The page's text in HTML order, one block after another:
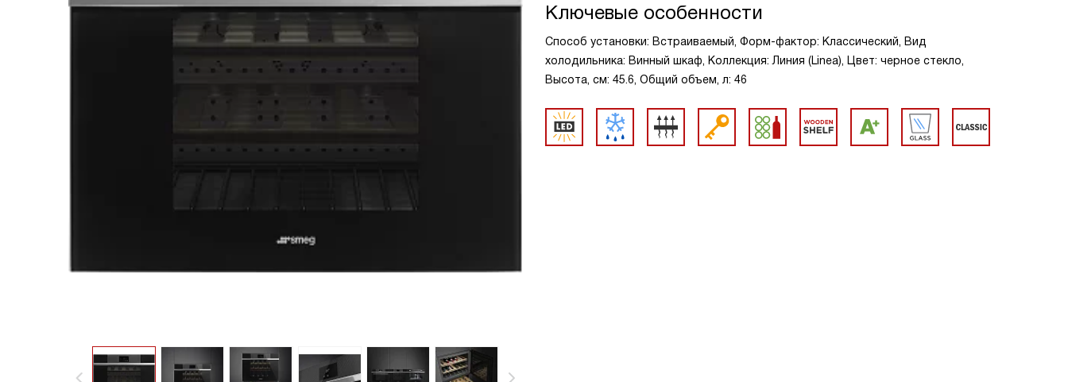
Ключевые особенности
Способ установки: Встраиваемый, Форм-фактор: Классический, Вид
холодильника: Винный шкаф, Коллекция: Линия (Linea), Цвет: черное стекло,
Высота, см: 45.6, Общий объем, л: 46